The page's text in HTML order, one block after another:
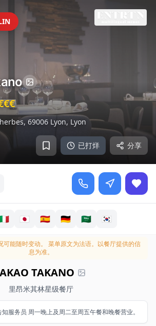
已打烊 分享
69006 Lyon, Lyon
🇯🇵 🇪🇸 🇩🇪 🇸🇦 🇰🇷
能随时变动。
菜单原文为法语。以餐厅提供的信
息为准。
TAKANO
里昂米其林星级餐厅
服务员 周一晚上及周二至周五午餐和晚餐营业。